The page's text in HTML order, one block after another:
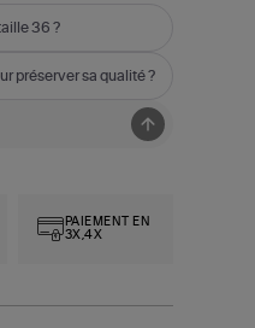
36 ?
préserver sa qualité ?
PAIEMENT EN
3X,4X